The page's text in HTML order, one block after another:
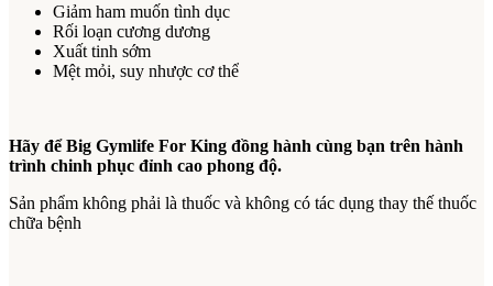
Giảm ham muốn tình dục
Rối loạn cương dương
Xuất tinh sớm
Mệt mỏi, suy nhược cơ thể
Hãy để Big Gymlife For King đồng hành cùng bạn trên hành
trình chinh phục đỉnh cao phong độ.
Sản phẩm không phải là thuốc và không có tác dụng thay thế thuốc
chữa bệnh